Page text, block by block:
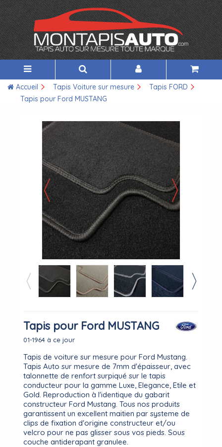
Accueil Tapis Voiture sur mesure
Tapis FORD
Tapis pour Ford MUSTANG
Tapis pour Ford MUSTANG
01-1964 à ce jour
Tapis de voiture sur mesure pour Ford Mustang.
Tapis Auto sur mesure de 7mm d'épaisseur, avec
talonnette de renfort surpiqué sur le tapis
conducteur pour la gamme Luxe, Elegance, Etile et
Gold. Reproduction à l'identique du gabarit
constructeur Ford Mustang. Tous nos produits
garantissent un excellent maitien par systeme de
clips de fixation d'origine constructeur et/ou
velcro pour ne pas glisser sous vos pieds. Sous
couche antiderapant granulee.